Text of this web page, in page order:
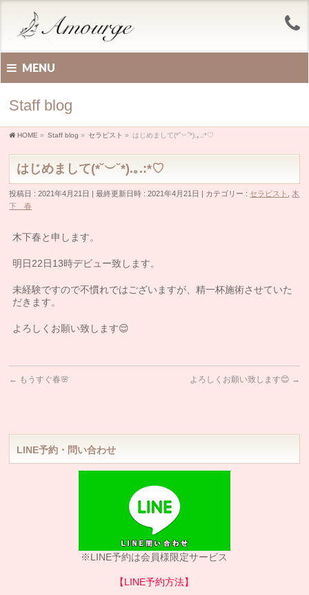
MENU
Staff blog
HOME » Staff blog » セラピスト » はじめまして(*˘︶˘*).｡.:*♡
はじめまして(*˘︶˘*).｡.:*♡
投稿日 : 2021年4月21日 最終更新日時 : 2021年4月21日 カテゴリー : セラピスト
木
下 春
木下春と申します。
明日22日13時デビュー致します。
未経験ですので不慣れではございますが、精一杯施術させていた
だきます。
よろしくお願い致します😌
← もうすぐ春🌸 よろしくお願い致します😊 →
LINE予約・問い合わせ
※LINE予約は会員様限定サービス
【LINE予約方法】